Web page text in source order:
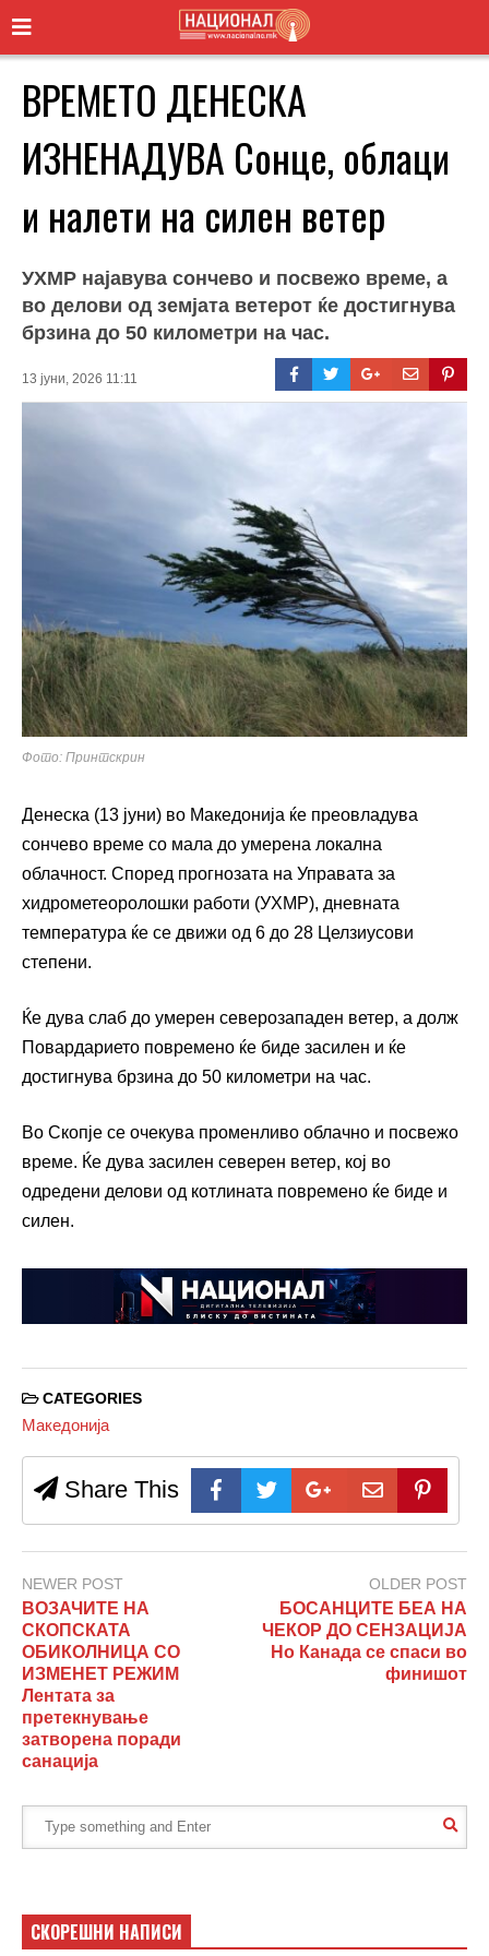
ВРЕМЕТО ДЕНЕСКА
ИЗНЕНАДУВА Сонце, облаци
и налети на силен ветер
УХМР најавува сончево и посвежо време, а
во делови од земјата ветерот ќе достигнува
брзина до 50 километри на час.
13 јуни, 2026 11:11
Фото: Принтскрин
Денеска (13 јуни) во Македонија ќе преовладува
сончево време со мала до умерена локална
облачност. Според прогнозата на Управата за
хидрометеоролошки работи (УХМР), дневната
температура ќе се движи од 6 до 28 Целзиусови
степени.
Ќе дува слаб до умерен северозападен ветер, а долж
Повардарието повремено ќе биде засилен и ќе
достигнува брзина до 50 километри на час.
Во Скопје се очекува променливо облачно и посвежо
време. Ќе дува засилен северен ветер, кој во
одредени делови од котлината повремено ќе биде и
силен.
CATEGORIES
Македонија
Share This
NEWER POST
ВОЗАЧИТЕ НА
СКОПСКАТА
ОБИКОЛНИЦА СО
ИЗМЕНЕТ РЕЖИМ
Лентата за
претекнување
затворена поради
санација
OLDER POST
БОСАНЦИТЕ БЕА НА
ЧЕКОР ДО СЕНЗАЦИЈА
Но Канада се спаси во
финишот
СКОРЕШНИ НАПИСИ